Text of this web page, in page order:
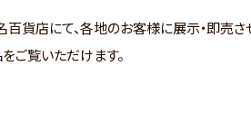
貨店にて、各地のお客様に展示・即売さ
ご覧いただけます。